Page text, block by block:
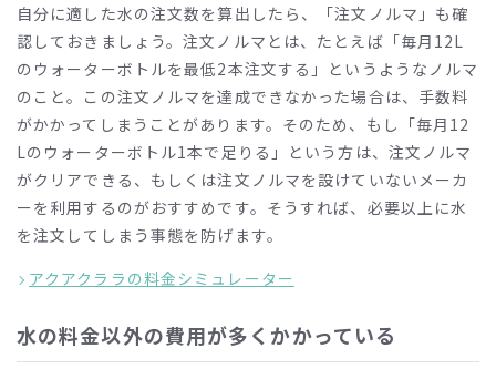
自分に適した水の注文数を算出したら、「注文ノルマ」も確
認しておきましょう。注文ノルマとは、たとえば「毎月 12L
のウォーターボトルを最低2本注文する」というようなノルマ
のこと。この注文ノルマを達成できなかった場合は、手数料
がかかってしまうことがあります。そのため、もし「毎月 12
L のウォーターボトル1本で足りる」という方は、注文ノルマ
がクリアできる、もしくは注文ノルマを設けていないメーカ
ーを利用するのがおすすめです。そうすれば、必要以上に水
を注文してしまう事態を防げます。
アクアクララの料金シミュレーター
水の料金以外の費用が多くかかっている